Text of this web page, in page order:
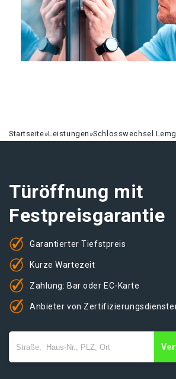
Startseite»Leistungen»Schlosswechsel
Türöffnung mit
Festpreisgarantie
Garantierter Tiefstpreis
Kurze Wartezeit
Zahlung: Bar oder EC-Karte
Anbieter von